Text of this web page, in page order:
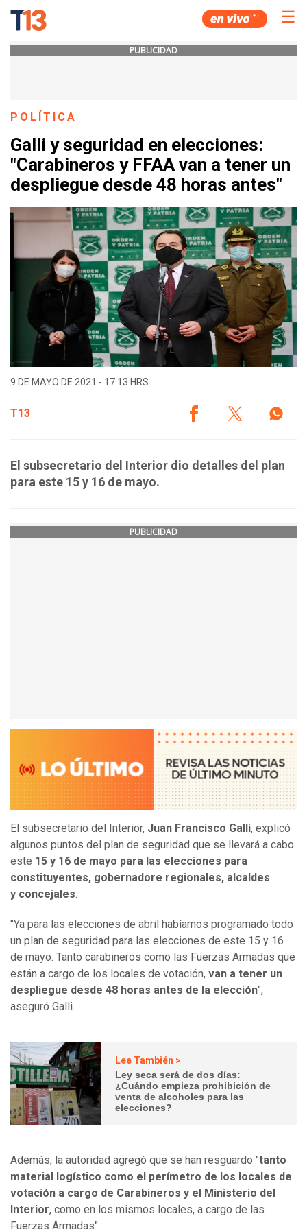
☰
PUBLICIDAD
POLÍTICA
Galli y seguridad en elecciones:
"Carabineros y FFAA van a tener un
despliegue desde 48 horas antes"
9 DE MAYO DE 2021 - 17:13 HRS.
T13
El subsecretario del Interior dio detalles del plan
para este 15 y 16 de mayo.
PUBLICIDAD
El subsecretario del Interior, Juan Francisco Galli, explicó
algunos puntos del plan de seguridad que se llevará a cabo
este 15 y 16 de mayo para las elecciones para
constituyentes, gobernadore regionales, alcaldes
y concejales.
"Ya para las elecciones de abril habíamos programado todo
un plan de seguridad para las elecciones de este 15 y 16
de mayo. Tanto carabineros como las Fuerzas Armadas que
están a cargo de los locales de votación, van a tener un
despliegue desde 48 horas antes de la elección",
aseguró Galli.
Lee También >
Ley seca será de dos días:
¿Cuándo empieza prohibición de
venta de alcoholes para las
elecciones?
Además, la autoridad agregó que se han resguardo "tanto
material logístico como el perímetro de los locales de
votación a cargo de Carabineros y el Ministerio del
Interior, como en los mismos locales, a cargo de las
Fuerzas Armadas".